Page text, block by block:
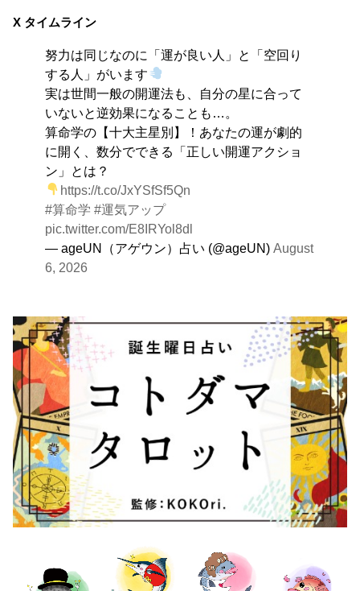
大きくエネルギーを放出する日。日々の活力をため込ん
X タイムライン
努力は同じなのに「運が良い人」と「空回り
する人」がいます
実は世間一般の開運法も、自分の星に合って
いないと逆効果になることも…。
算命学の【十大主星別】！あなたの運が劇的
に開く、数分でできる「正しい開運アクショ
ン」とは？
https://t.co/JxYSfSf5Qn
#算命学 #運気アップ
pic.twitter.com/E8IRYol8dl
— ageUN（アゲウン）占い (@ageUN)August
6, 2026